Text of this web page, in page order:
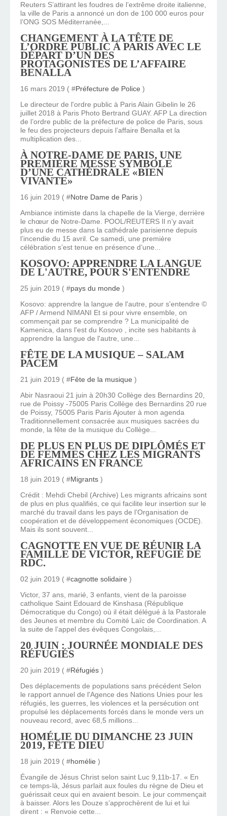
Reuters S’attirant les foudres de l’extrême droite italienne,
la ville de Paris a annoncé un don de 100 000 euros pour
l’ONG SOS Méditerranée,...
CHANGEMENT À LA TÊTE DE
L’ORDRE PUBLIC À PARIS AVEC LE
DÉPART D’UN DES
PROTAGONISTES DE L’AFFAIRE
BENALLA
16 mars 2019 ( #Préfecture de Police )
Le directeur de l'ordre public à Paris Alain Gibelin le 26
juillet 2018 à Paris Photo Bertrand GUAY. AFP La direction
de l’ordre public de la préfecture de police de Paris, sous
le feu des projecteurs depuis l’affaire Benalla et la
multiplication des...
À NOTRE-DAME DE PARIS, UNE
PREMIÈRE MESSE SYMBOLE
D’UNE CATHÉDRALE «BIEN
VIVANTE»
16 juin 2019 ( #Notre Dame de Paris )
Ambiance intimiste dans la chapelle de la Vierge, derrière
le chœur de Notre-Dame. POOL/REUTERS Il n’y avait
plus eu de messe dans la cathédrale parisienne depuis
l’incendie du 15 avril. Ce samedi, une première
célébration s’est tenue en présence d’une...
KOSOVO: APPRENDRE LA LANGUE
DE L'AUTRE, POUR S'ENTENDRE
25 juin 2019 ( #pays du monde )
Kosovo: apprendre la langue de l'autre, pour s'entendre ©
AFP / Armend NIMANI Et si pour vivre ensemble, on
commençait par se comprendre ? La municipalité de
Kamenica, dans l'est du Kosovo , incite ses habitants à
apprendre la langue de l'autre, une...
FÊTE DE LA MUSIQUE – SALAM
PACEM
21 juin 2019 ( #Fête de la musique )
Abir Nasraoui 21 juin à 20h30 Collège des Bernardins 20,
rue de Poissy -75005 Paris Collège des Bernardins 20 rue
de Poissy, 75005 Paris Paris Ajouter à mon agenda
Traditionnellement consacrée aux musiques sacrées du
monde, la fête de la musique du Collège...
DE PLUS EN PLUS DE DIPLÔMÉS ET
DE FEMMES CHEZ LES MIGRANTS
AFRICAINS EN FRANCE
18 juin 2019 ( #Migrants )
Crédit : Mehdi Chebil (Archive) Les migrants africains sont
de plus en plus qualifiés, ce qui facilite leur insertion sur le
marché du travail dans les pays de l’Organisation de
coopération et de développement économiques (OCDE).
Mais ils sont souvent...
CAGNOTTE EN VUE DE RÉUNIR LA
FAMILLE DE VICTOR, RÉFUGIÉ DE
RDC.
02 juin 2019 ( #cagnotte solidaire )
Victor, 37 ans, marié, 3 enfants, vient de la paroisse
catholique Saint Edouard de Kinshasa (République
Démocratique du Congo) où il était délégué à la Pastorale
des Jeunes et membre du Comité Laïc de Coordination. A
la suite de l’appel des évêques Congolais,...
20 JUIN : JOURNÉE MONDIALE DES
RÉFUGIÉS
20 juin 2019 ( #Réfugiés )
Des déplacements de populations sans précédent Selon
le rapport annuel de l'Agence des Nations Unies pour les
réfugiés, les guerres, les violences et la persécution ont
propulsé les déplacements forcés dans le monde vers un
nouveau record, avec 68,5 millions...
HOMÉLIE DU DIMANCHE 23 JUIN
2019, FÊTE DIEU
18 juin 2019 ( #homélie )
Évangile de Jésus Christ selon saint Luc 9,11b-17. « En
ce temps-là, Jésus parlait aux foules du règne de Dieu et
guérissait ceux qui en avaient besoin. Le jour commençait
à baisser. Alors les Douze s’approchèrent de lui et lui
dirent : « Renvoie cette...